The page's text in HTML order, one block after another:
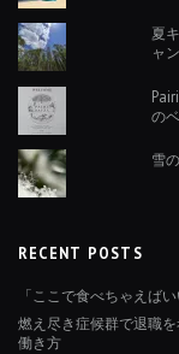
夏
ャ
の
雪
RECENT POSTS
「ここで食べちゃえば
燃え尽き症候群で退職
働き方